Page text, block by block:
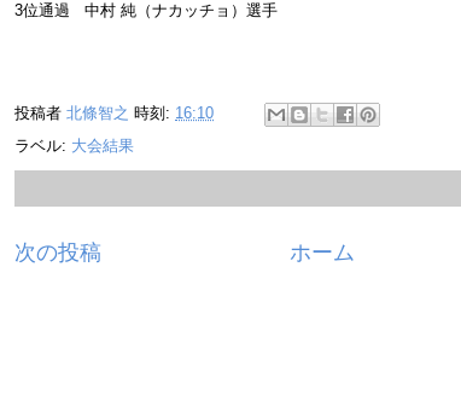
3位通過 中村 純（ナカッチョ）選手
投稿者 北條智之 時刻: 16:10
ラベル: 大会結果
次の投稿 ホーム